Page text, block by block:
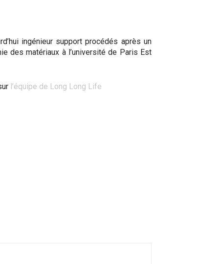
ingénieur support procédés après un
des matériaux à l’université de Paris Est
l’équipe de Long Long Life